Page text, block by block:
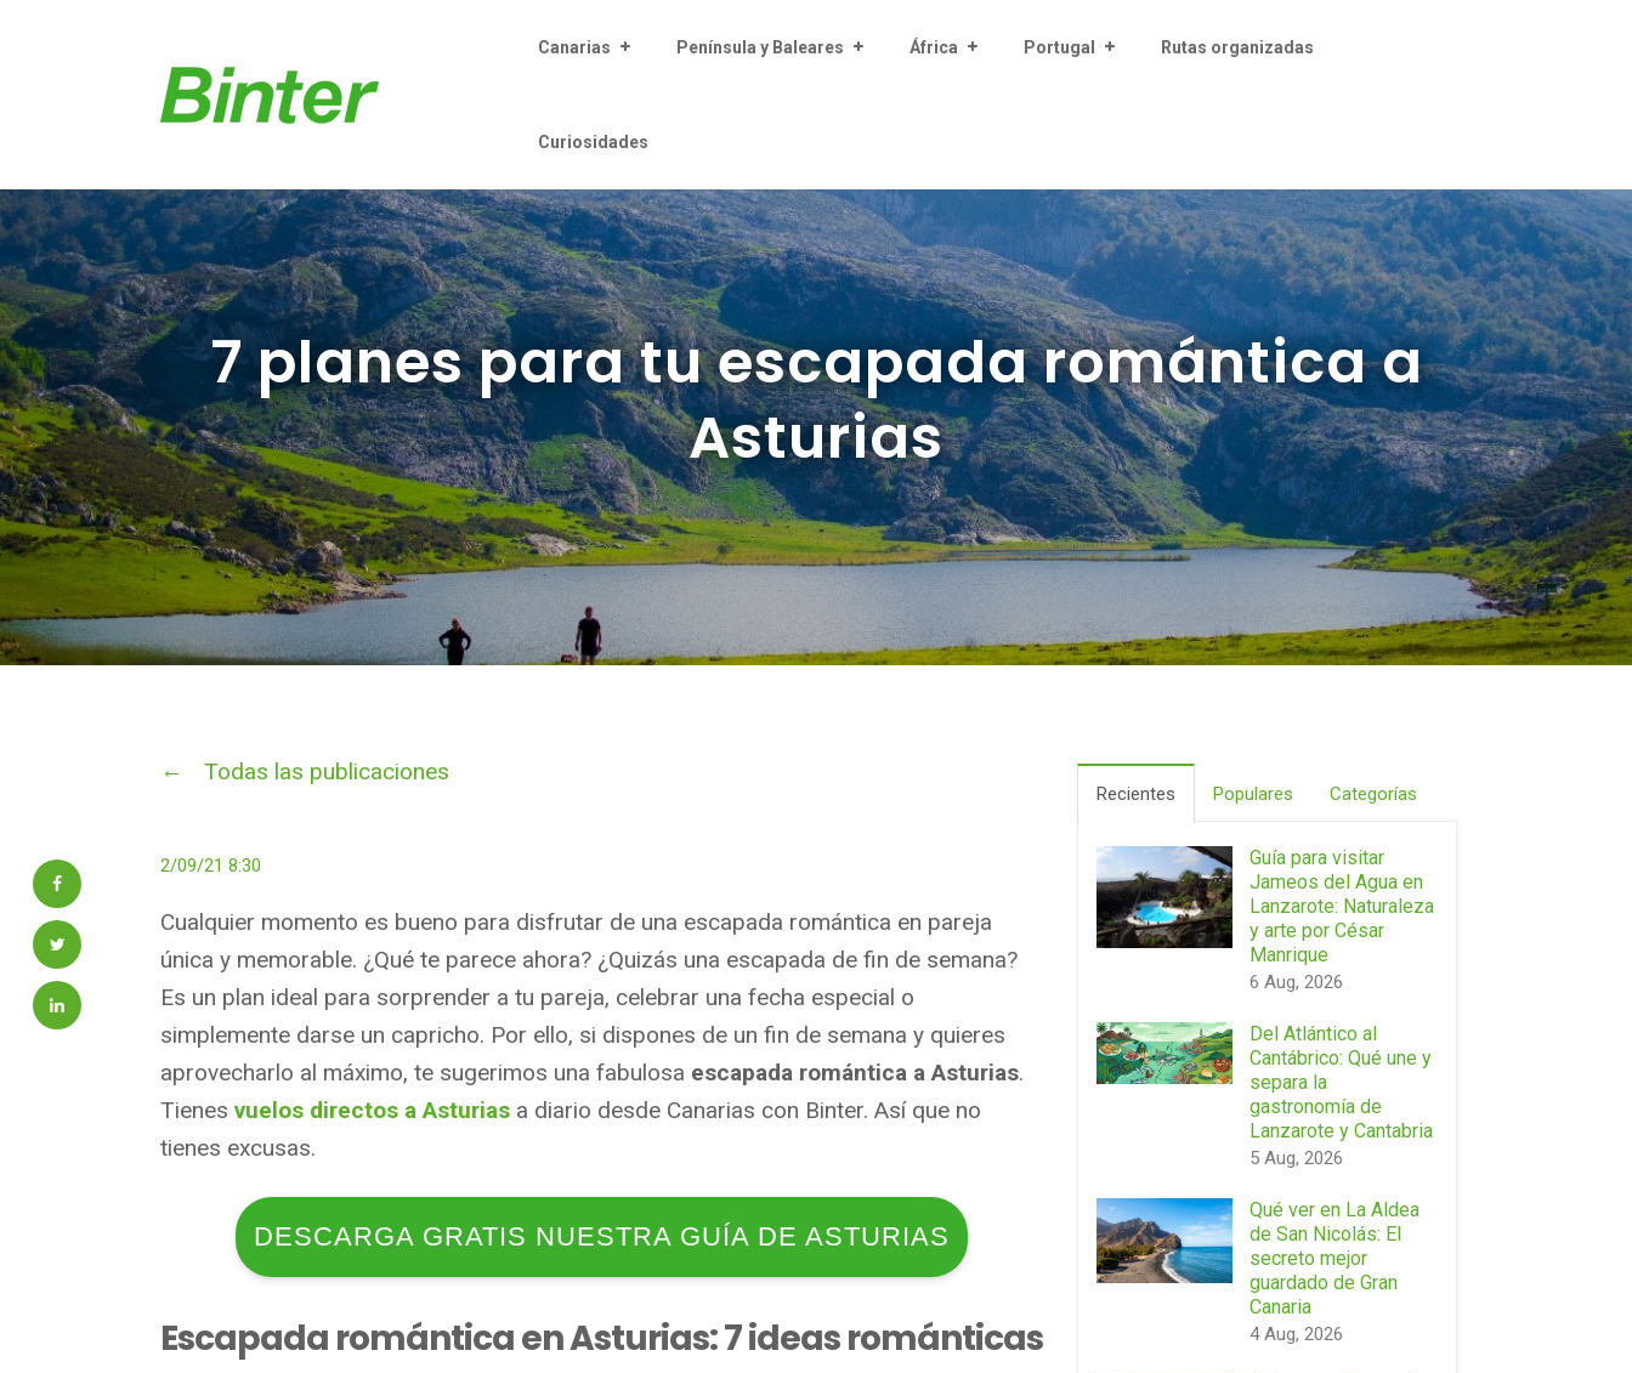
Canarias Península y Baleares África Portugal Rutas organizadas
Curiosidades
7 planes para tu escapada romántica a
Asturias
Todas las publicaciones
2/09/21 8:30
Cualquier momento es bueno para disfrutar de una escapada romántica en pareja
única y memorable. ¿Qué te parece ahora? ¿Quizás una escapada de fin de semana?
Es un plan ideal para sorprender a tu pareja, celebrar una fecha especial o
simplemente darse un capricho. Por ello, si dispones de un fin de semana y quieres
aprovecharlo al máximo, te sugerimos una fabulosa escapada romántica a Asturias.
Tienes vuelos directos a Asturias a diario desde Canarias con Binter. Así que no
tienes excusas.
DESCARGA GRATIS NUESTRA GUÍA DE ASTURIAS
Escapada romántica en Asturias: 7 ideas románticas
Recientes Populares Categorías
Guía para visitar
Jameos del Agua en
Lanzarote: Naturaleza
y arte por César
Manrique
6 Aug, 2026
Del Atlántico al
Cantábrico: Qué une y
separa la
gastronomía de
Lanzarote y Cantabria
5 Aug, 2026
Qué ver en La Aldea
de San Nicolás: El
secreto mejor
guardado de Gran
Canaria
4 Aug, 2026